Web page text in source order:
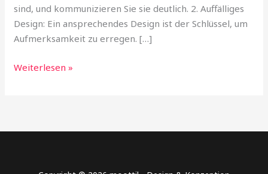
sind, und kommunizieren Sie sie deutlich. 2. Auffälliges
Design: Ein ansprechendes Design ist der Schlüssel, um
Aufmerksamkeit zu erregen. […]
Weiterlesen »